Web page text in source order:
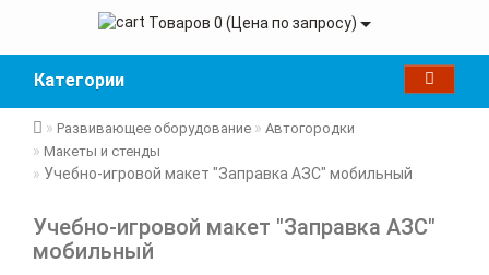
Товаров 0 (Цена по запросу)
Категории
Развивающее оборудование
Автогородки
Макеты и стенды
Учебно-игровой макет "Заправка АЗС" мобильный
Учебно-игровой макет "Заправка АЗС"
мобильный